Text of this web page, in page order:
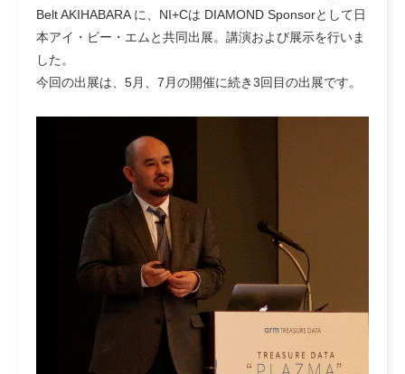
Belt AKIHABARA に、NI+Cは DIAMOND Sponsorとして日
本アイ・ビー・エムと共同出展。講演および展示を行いま
した。
今回の出展は、5月、7月の開催に続き3回目の出展です。